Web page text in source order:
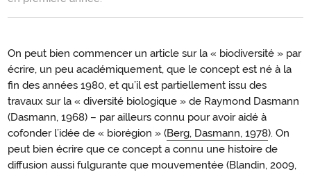
On peut bien commencer un article sur la « biodiversité » par
écrire, un peu académiquement, que le concept est né à la
fin des années 1980, et qu’il est partiellement issu des
travaux sur la « diversité biologique » de Raymond Dasmann
(Dasmann, 1968) – par ailleurs connu pour avoir aidé à
cofonder l’idée de « biorégion » (Berg, Dasmann, 1978). On
peut bien écrire que ce concept a connu une histoire de
diffusion aussi fulgurante que mouvementée (Blandin, 2009,